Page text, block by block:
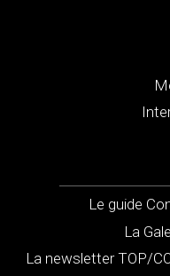
Le guide
La
La newsletter TOP/